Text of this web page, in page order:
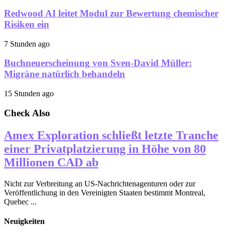
Redwood AI leitet Modul zur Bewertung chemischer
Risiken ein
7 Stunden ago
Buchneuerscheinung von Sven-David Müller:
Migräne natürlich behandeln
15 Stunden ago
Check Also
Amex Exploration schließt letzte Tranche
einer Privatplatzierung in Höhe von 80
Millionen CAD ab
Nicht zur Verbreitung an US-Nachrichtenagenturen oder zur
Veröffentlichung in den Vereinigten Staaten bestimmt Montreal,
Quebec ...
Neuigkeiten